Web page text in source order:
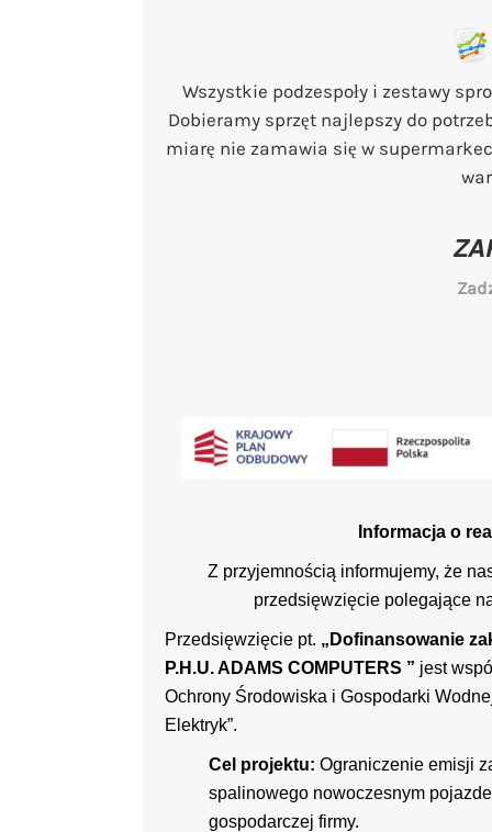
Wszystkie podzespoły i zestawy
Dobieramy sprzęt najlepszy do
miarę nie zamawia się w
Informacja o
Z przyjemnością informujemy, że
przedsięwzięcie polegające
Przedsięwzięcie pt. „Dofinansowanie
P.H.U. ADAMS COMPUTERS ” jest
Ochrony Środowiska i Gospodarki
Elektryk”.
Cel projektu: Ograniczenie emisji
spalinowego nowoczesnym
gospodarczej firmy.